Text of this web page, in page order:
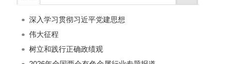
深入学习贯彻习近平党建思想
伟大征程
树立和践行正确政绩观